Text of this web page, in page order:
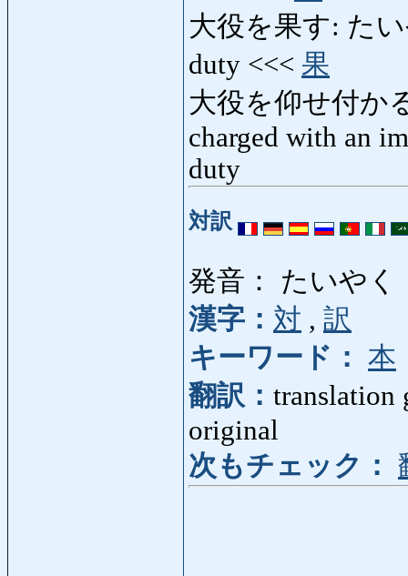
大役を果す: た
duty <<< 果
大役を仰せ付か
charged with an
duty
対訳
発音： たいやく
漢字： 対 , 訳
キーワード： 本
翻訳： translation
original
次もチェック：